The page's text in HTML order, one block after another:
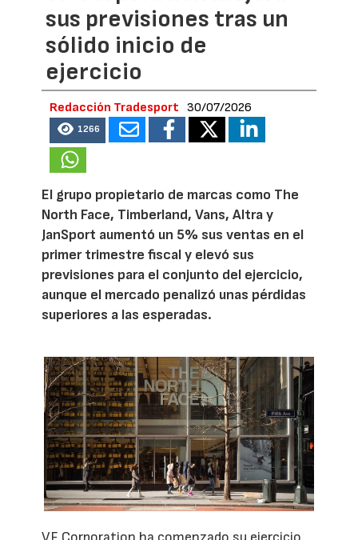
sus previsiones tras un
sólido inicio de
ejercicio
Redacción Tradesport 30/07/2026
1266
El grupo propietario de marcas como The
North Face, Timberland, Vans, Altra y
JanSport aumentó un 5% sus ventas en el
primer trimestre fiscal y elevó sus
previsiones para el conjunto del ejercicio,
aunque el mercado penalizó unas pérdidas
superiores a las esperadas.